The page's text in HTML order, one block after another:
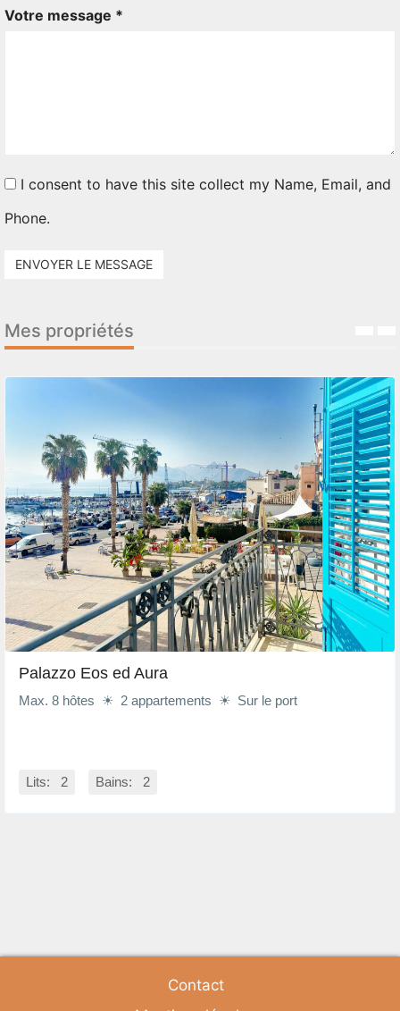
Votre message *
I consent to have this site collect my Name, Email, and
Phone.
ENVOYER LE MESSAGE
Mes propriétés
Palazzo Eos ed Aura
Max. 8 hôtes ☀ 2 appartements ☀ Sur le port
Lits: 2 Bains: 2
Contact